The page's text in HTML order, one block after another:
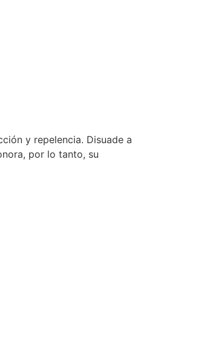
y repelencia. Disuade a
por lo tanto, su